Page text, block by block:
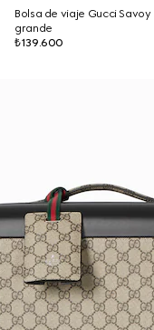
Bolsa de viaje Gucci Savoy
grande
₺139.600